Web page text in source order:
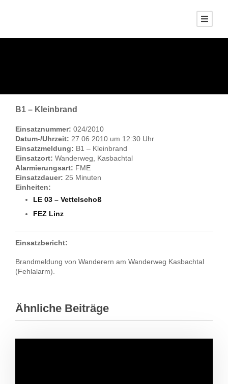
B1 – Kleinbrand
Einsatznummer: 024/2010
Datum-/Uhrzeit: 27.06.2010 um 12:30 Uhr
Einsatzmeldung: B1 – Kleinbrand
Einsatzort: Wanderweg, Kasbachtal
Alarmierungsart: FME
Einsatzdauer: 25 Minuten
Einheiten:
LE 03 – Vettelschoß
FEZ Linz
Einsatzbericht:
Brandmeldung von Wanderern am Wanderweg Kasbachtal
(Fehlalarm).
Ähnliche Beiträge